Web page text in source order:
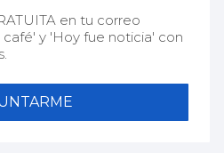
en tu correo
y 'Hoy fue noticia' con